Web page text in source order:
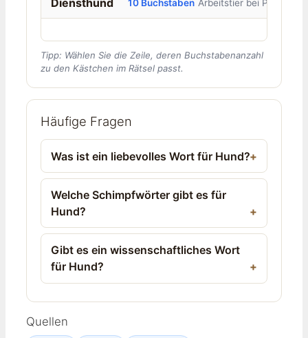
10 Buchstaben Arbeitstier bei Polizei
Tipp: Wählen Sie die Zeile, deren Buchstabenanzahl
zu den Kästchen im Rätsel passt.
Häufige Fragen
Was ist ein liebevolles Wort für Hund?
Welche Schimpfwörter gibt es für
Hund?
Gibt es ein wissenschaftliches Wort
für Hund?
Quellen